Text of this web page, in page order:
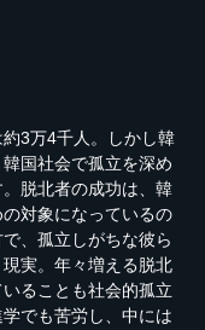
3万4千人。しかし韓
国社会で孤立を深め
脱北者の成功は、韓
対象になっているの
、孤立しがちな彼ら
実。年々増える脱北
ることも社会的孤立
でも苦労し、中には